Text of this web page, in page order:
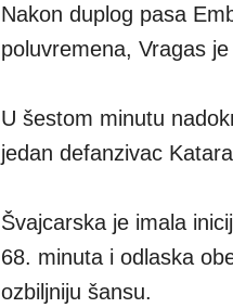
Nakon duplog pasa
poluvremena, Vragas
U šestom minutu
jedan defanzivac
Švajcarska je imala
68. minuta i odlaska
ozbiljniju šansu.